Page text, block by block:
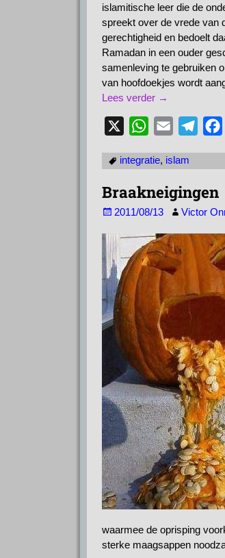
islamitische leer die de
spreekt over de vrede van
gerechtigheid en bedoelt
Ramadan in een ouder
samenleving te gebruiken
van hoofdoekjes wordt
Lees verder →
W
a
p
p
a
l
g
integratie, islam
Braakneigingen
2011/08/13 Victor
waarmee de oprisping
sterke maagsappen